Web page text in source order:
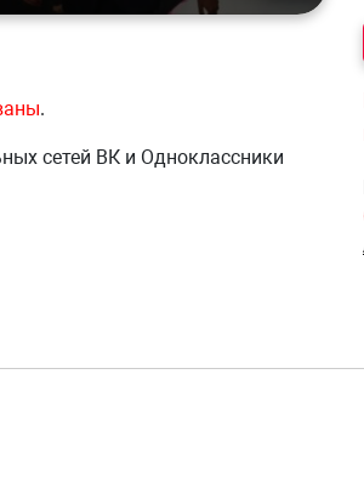
.
сетей ВК и Одноклассники